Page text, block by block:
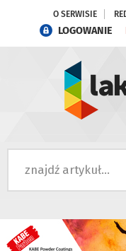
O SERWISIE
LOGOWANIE